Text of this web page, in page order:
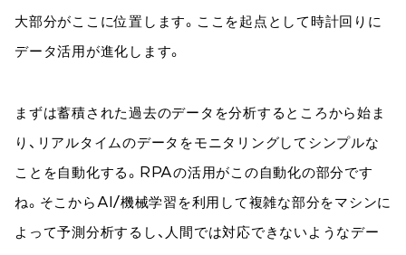
大部分がここに位置します。ここを起点として時計回りに
データ活用が進化します。
まずは蓄積された過去のデータを分析するところから始ま
り、リアルタイムのデータをモニタリングしてシンプルな
ことを自動化する。RPAの活用がこの自動化の部分です
ね。そこからAI/機械学習を利用して複雑な部分をマシンに
よって予測分析するし、人間では対応できないようなデー